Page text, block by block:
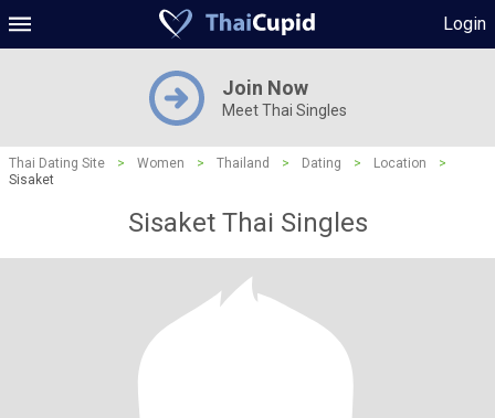
Login
Join Now
Meet Thai Singles
Thai Dating Site > Women > Thailand > Dating > Location
>
Sisaket
Sisaket Thai Singles